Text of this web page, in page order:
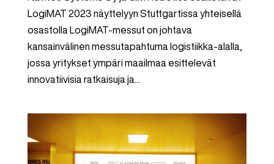
LogiMAT 2023 näyttelyyn Stuttgartissa yhteisellä
osastolla LogiMAT-messut on johtava
kansainvälinen messutapahtuma logistiikka-alalla,
jossa yritykset ympäri maailmaa esittelevät
innovatiivisia ratkaisuja ja...